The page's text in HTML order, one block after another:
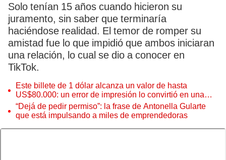
Solo tenían 15 años cuando hicieron su
juramento, sin saber que terminaría
haciéndose realidad. El temor de romper su
amistad fue lo que impidió que ambos iniciaran
una relación, lo cual se dio a conocer en
TikTok.
Este billete de 1 dólar alcanza un valor de hasta
US$80.000: un error de impresión lo convirtió en una
pieza única que hoy buscan coleccionistas de todo el
mundo
“Dejá de pedir permiso”: la frase de Antonella Gularte
que está impulsando a miles de emprendedoras